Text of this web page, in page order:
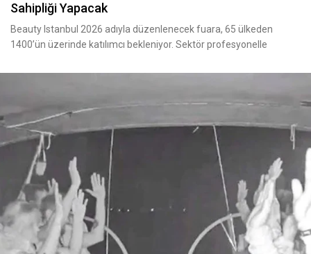
Sahipliği Yapacak
Beauty Istanbul 2026 adıyla düzenlenecek fuara, 65 ülkeden
1400’ün üzerinde katılımcı bekleniyor. Sektör profesyonelle